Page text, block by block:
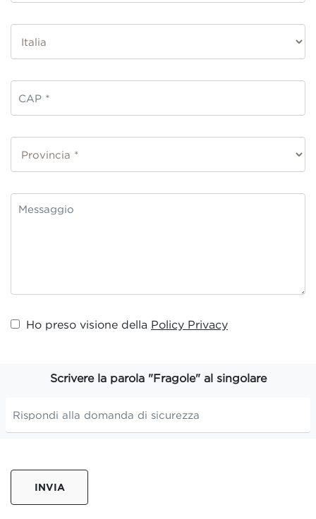
Ho preso visione della Policy Privacy
Scrivere la parola "Fragole" al singolare
INVIA